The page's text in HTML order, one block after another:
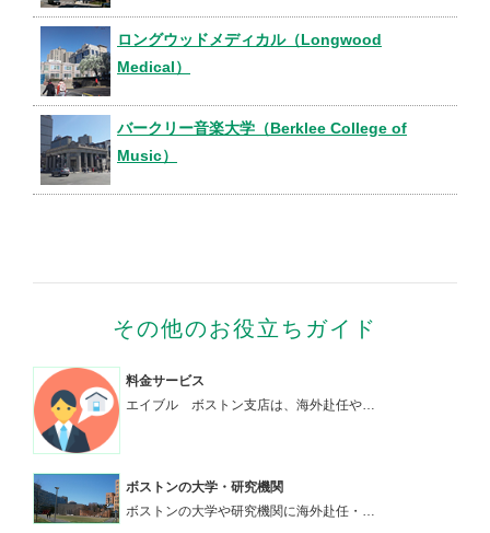
ロングウッドメディカル（Longwood
Medical）
バークリー音楽大学（Berklee College of
Music）
その他のお役立ちガイド
料金サービス
エイブル ボストン支店は、海外赴任や…
ボストンの大学・研究機関
ボストンの大学や研究機関に海外赴任・…